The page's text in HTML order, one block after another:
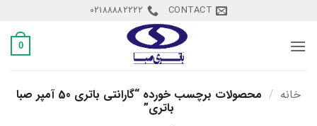
content
CONTACT
02188882222
0
خانه / محصولات برچسب خورده “گارانتی باتری 50 آمپر صبا
باتری”